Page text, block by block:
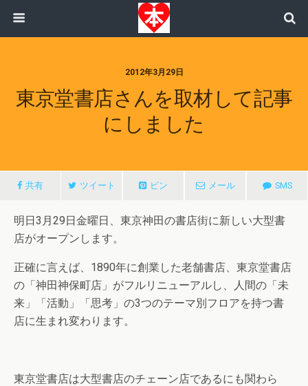
2012年3月29日
東京堂書店さんを取材して記事
にしました
共有 ツイート ピン メール SMS
明日3月29日金曜日、東京神田の書店街に新しい大型書
店がオープンします。
正確に言えば、1890年に創業した老舗書店、東京堂書店
の「神田神保町店」がフルリニューアルし、人間の「未
来」「活動」「思考」の3つのテーマ別フロアを持つ書
店に生まれ変わります。
東京堂書店は大型書店のチェーン店であるにも関わら